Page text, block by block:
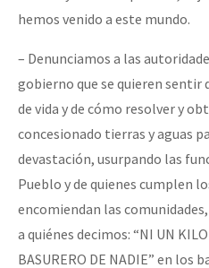
hemos venido a este mundo.
– Denunciamos a las
gobierno que se quieren sentir
de vida y de cómo resolver y
concesionado tierras y aguas
devastación, usurpando las
Pueblo y de quienes cumplen
encomiendan las
a quiénes decimos: “NI UN KILO
BASURERO DE NADIE” en los